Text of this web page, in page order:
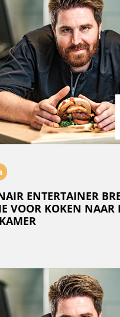
ENTERTAINER
VOOR KOKEN NAAR